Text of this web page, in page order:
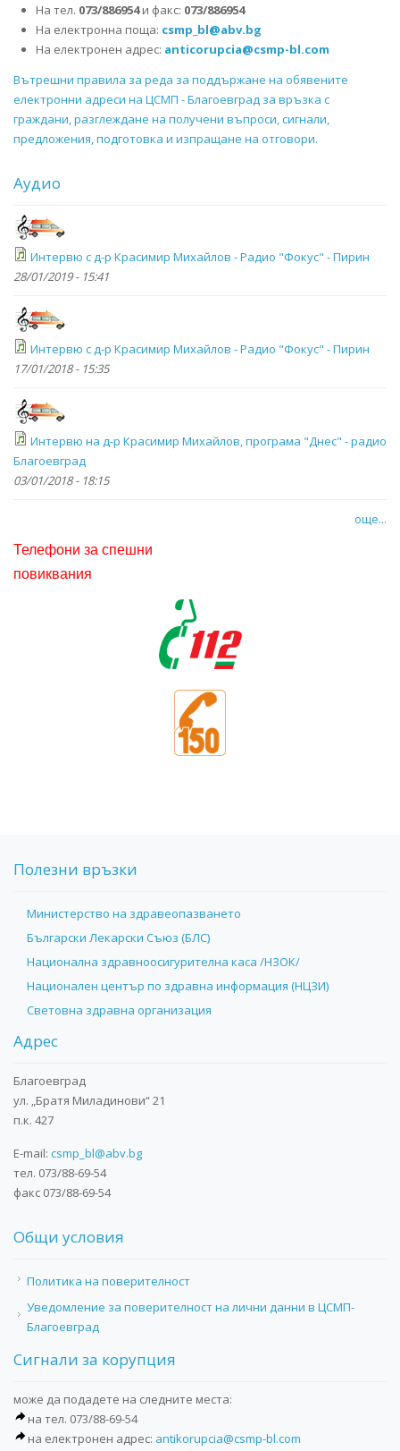
На тел. 073/886954и факс: 073/886954
На електронна поща: csmp_bl@abv.bg
На електронен адрес: anticorupcia@csmp-bl.com
Вътрешни правила за реда за поддържане на обявените
електронни адреси на ЦСМП - Благоевград за връзка с
граждани, разглеждане на получени въпроси, сигнали,
предложения, подготовка и изпращане на отговори.
Аудио
Интервю с д-р Красимир Михайлов - Радио "Фокус" - Пирин
28/01/2019 - 15:41
Интервю с д-р Красимир Михайлов - Радио "Фокус" - Пирин
17/01/2018 - 15:35
Интервю на д-р Красимир Михайлов, програма "Днес" - радио
Благоевград
03/01/2018 - 18:15
още...
Телефони за спешни
повиквания
Полезни връзки
Министерство на здравеопазването
Български Лекарски Съюз (БЛС)
Национална здравноосигурителна каса /НЗОК/
Национален център по здравна информация (НЦЗИ)
Световна здравна организация
Адрес
Благоевград
ул. „Братя Миладинови“ 21
п.к. 427
E-mail: csmp_bl@abv.bg
тел. 073/88-69-54
факс 073/88-69-54
Общи условия
Политика на поверителност
Уведомление за поверителност на лични данни в ЦСМП-
Благоевград
Сигнали за корупция
може да подадете на следните места:
на тел. 073/88-69-54
на електронен адрес: antikorupcia@csmp-bl.com